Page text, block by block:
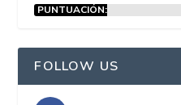
PUNTUACIÓN:
FOLLOW US